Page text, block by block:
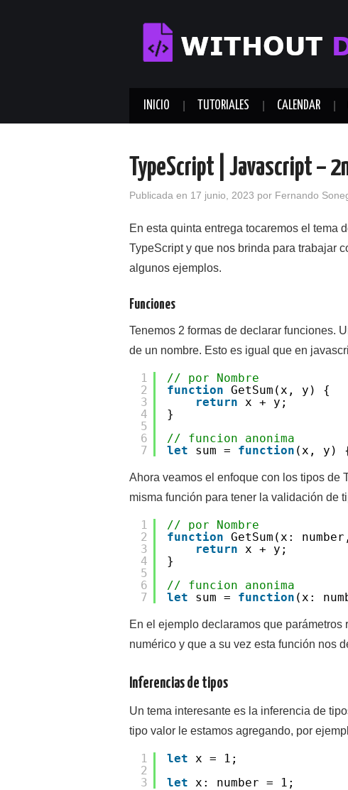
INICIO TUTORIALES CALENDAR
TypeScript | Javascript –
Publicada en 17 junio, 2023 por Fernando
En esta quinta entrega tocaremos el tema
TypeScript y que nos brinda para trabajar
algunos ejemplos.
Funciones
Tenemos 2 formas de declarar funciones.
de un nombre. Esto es igual que en
1
2
3
4
5
6
7
// por Nombre
function GetSum(x, y) {
return x + y;
}
// funcion anonima
let
sum = function (x, y)
Ahora veamos el enfoque con los tipos de
misma función para tener la validación de
1
2
3
4
5
6
7
// por Nombre
function GetSum(x:
return x + y;
}
// funcion anonima
let
sum = function (x:
En el ejemplo declaramos que
numérico y que a su vez esta función nos
Inferencias de tipos
Un tema interesante es la inferencia de
tipo valor le estamos agregando, por
1
2
3
let
x = 1;
let
x: number = 1;